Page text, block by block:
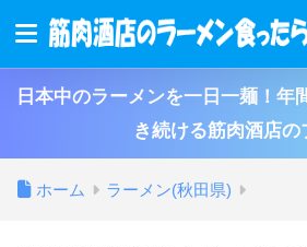
日本中のラーメンを一日一麺！年
き続ける筋肉酒店の
ホーム ラーメン(秋田県)